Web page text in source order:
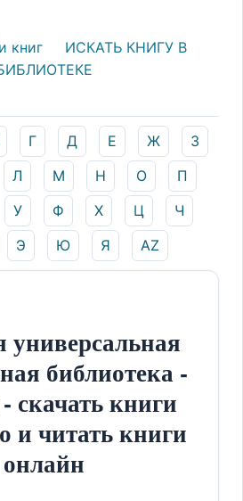
книг
ИСКАТЬ КНИГУ В
Г Д Е Ж
З
Л М Н О
П
У Ф Х Ц
Ч
Э Ю Я AZ
библиотека -
скачать книги
и читать книги
онлайн